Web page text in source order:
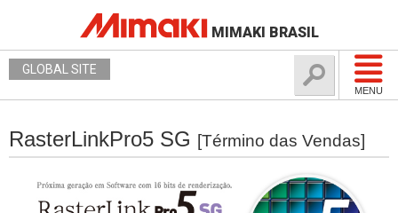
MIMAKI BRASIL
MENU
GLOBAL SITE
RasterLinkPro5 SG [Término das Vendas]